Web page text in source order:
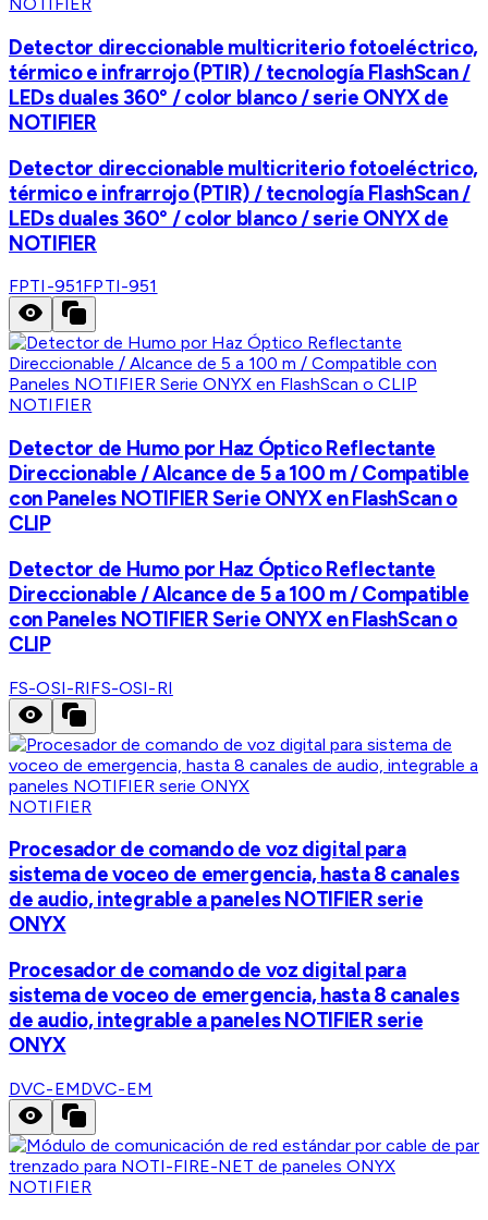
Detector direccionable multicriterio fotoeléctrico,
térmico e infrarrojo (PTIR) / tecnología FlashScan /
LEDs duales 360° / color blanco / serie ONYX de
NOTIFIER
Detector direccionable multicriterio fotoeléctrico,
térmico e infrarrojo (PTIR) / tecnología FlashScan /
LEDs duales 360° / color blanco / serie ONYX de
NOTIFIER
FPTI-951FPTI-951
NOTIFIER
Detector de Humo por Haz Óptico Reflectante
Direccionable / Alcance de 5 a 100 m / Compatible
con Paneles NOTIFIER Serie ONYX en FlashScan o
CLIP
Detector de Humo por Haz Óptico Reflectante
Direccionable / Alcance de 5 a 100 m / Compatible
con Paneles NOTIFIER Serie ONYX en FlashScan o
CLIP
FS-OSI-RIFS-OSI-RI
NOTIFIER
Procesador de comando de voz digital para
sistema de voceo de emergencia, hasta 8 canales
de audio, integrable a paneles NOTIFIER serie
ONYX
Procesador de comando de voz digital para
sistema de voceo de emergencia, hasta 8 canales
de audio, integrable a paneles NOTIFIER serie
ONYX
DVC-EMDVC-EM
NOTIFIER